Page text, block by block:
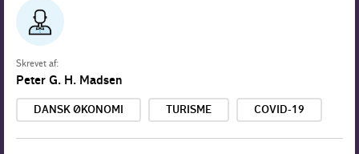
Skrevet af:
Peter G. H. Madsen
DANSK ØKONOMI TURISME COVID-19